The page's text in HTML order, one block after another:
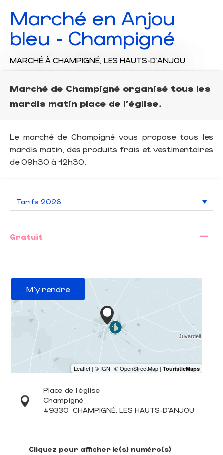
Marché en Anjou
bleu - Champigné
MARCHÉ À CHAMPIGNÉ, LES HAUTS-D'ANJOU
Marché de Champigné organisé tous les
mardis matin place de l'église.
Le marché de Champigné vous propose tous les
mardis matin, des produits frais et vestimentaires
de 09h30 à 12h30.
Gratuit —
M'y rendre
Place de l'église
Champigné
49330 CHAMPIGNÉ, LES HAUTS-D'ANJOU
Cliquez pour afficher le(s) numéro(s)